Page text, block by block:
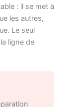
: il se met à
les autres,
Le seul
ligne de